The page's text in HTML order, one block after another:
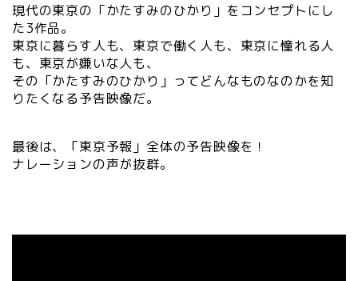
現代の東京の「かたすみのひかり」をコンセプトにし
た3作品。
東京に暮らす人も、東京で働く人も、東京に憧れる人
も、東京が嫌いな人も、
その「かたすみのひかり」ってどんなものなのかを知
りたくなる予告映像だ。
最後は、「東京予報」全体の予告映像を！
ナレーションの声が抜群。